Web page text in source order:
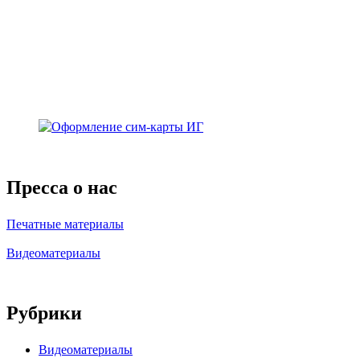
Пресса о нас
Печатные материалы
Видеоматериалы
Рубрики
Видеоматериалы